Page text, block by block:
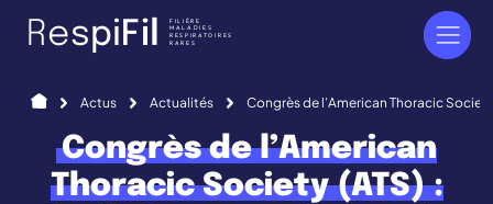
Respi Fi FILIÈRE
MALADIES
RESPIRATOIRES
RARES
AccueilActus Actualités Congrès de l’American Thoracic
Congrès de l’American
Thoracic Society (ATS) :